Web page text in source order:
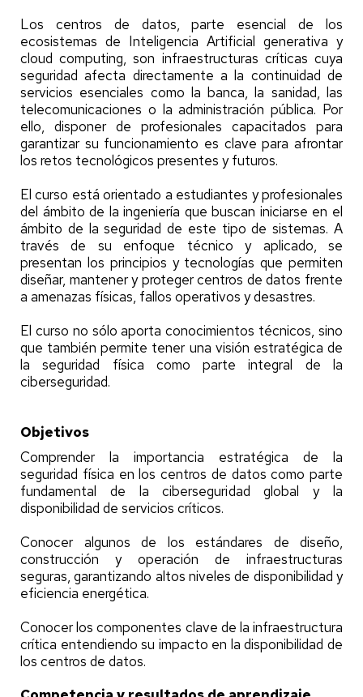
Los centros de datos, parte esencial de los
ecosistemas de Inteligencia Artificial generativa y
cloud computing, son infraestructuras críticas cuya
seguridad afecta directamente a la continuidad de
servicios esenciales como la banca, la sanidad, las
telecomunicaciones o la administración pública. Por
ello, disponer de profesionales capacitados para
garantizar su funcionamiento es clave para afrontar
los retos tecnológicos presentes y futuros.
El curso está orientado a estudiantes y profesionales
del ámbito de la ingeniería que buscan iniciarse en el
ámbito de la seguridad de este tipo de sistemas. A
través de su enfoque técnico y aplicado, se
presentan los principios y tecnologías que permiten
diseñar, mantener y proteger centros de datos frente
a amenazas físicas, fallos operativos y desastres.
El curso no sólo aporta conocimientos técnicos, sino
que también permite tener una visión estratégica de
la seguridad física como parte integral de la
ciberseguridad.
Objetivos
Comprender la importancia estratégica de la
seguridad física en los centros de datos como parte
fundamental de la ciberseguridad global y la
disponibilidad de servicios críticos.
Conocer algunos de los estándares de diseño,
construcción y operación de infraestructuras
seguras, garantizando altos niveles de disponibilidad y
eficiencia energética.
Conocer los componentes clave de la infraestructura
crítica entendiendo su impacto en la disponibilidad de
los centros de datos.